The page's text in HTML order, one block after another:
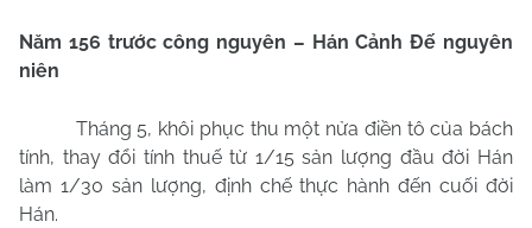
Năm 156 trước công nguyên – Hán Cảnh Đế nguyên
niên
Tháng 5, khôi phục thu một nửa điền tô của bách
tính, thay đổi tính thuế từ 1/15 sản lượng đầu đời Hán
làm 1/30 sản lượng, định chế thực hành đến cuối đời
Hán.